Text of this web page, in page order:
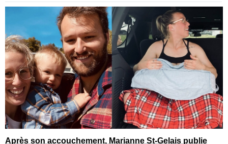
Après son accouchement, Marianne St-Gelais publie